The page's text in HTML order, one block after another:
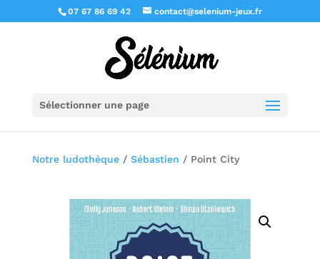
07 67 86 69 42 contact@selenium-jeux.fr
Sélectionner une page
Notre ludothèque/ Sébastien / Point City